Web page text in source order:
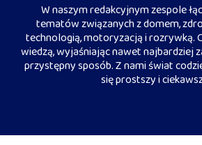
W naszym redakcyjnym zespole
tematów związanych z domem,
technologią, motoryzacją i rozrywką.
wiedzą, wyjaśniając nawet najbardziej
przystępny sposób. Z nami świat
się prostszy i